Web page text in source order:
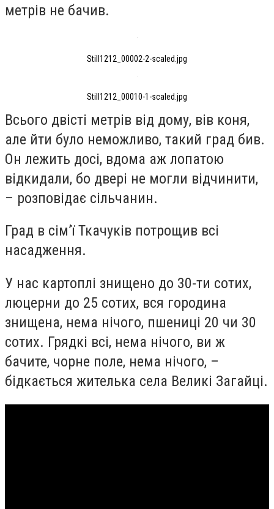
метрів не бачив.
Still1212_00002-2-scaled.jpg
Still1212_00010-1-scaled.jpg
Всього двісті метрів від дому, вів коня,
але йти було неможливо, такий град бив.
Он лежить досі, вдома аж лопатою
відкидали, бо двері не могли відчинити,
– розповідає сільчанин.
Град в сім’ї Ткачуків потрощив всі
насадження.
У нас картоплі знищено до 30-ти сотих,
люцерни до 25 сотих, вся городина
знищена, нема нічого, пшениці 20 чи 30
сотих. Грядкі всі, нема нічого, ви ж
бачите, чорне поле, нема нічого, –
бідкається жителька села Великі Загайці.